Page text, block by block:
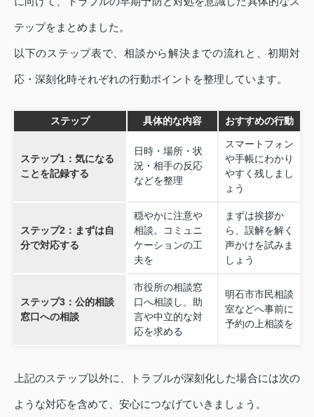
テップをまとめました。
以下のステップ表で、相談から解決までの流れと、初期対
応・深刻化時それぞれの行動ポイントを整理しています。
ステップ 具体的な内容 おすすめの行動
ステップ1：気になる
ことを記録する
日時・場所・状
況・相手の反応
などを整理
スマートフォン
や手帳にわかり
やすく残しまし
ょう
ステップ2：まずは自
分で対応する
穏やかに注意や
相談。コミュニ
ケーションの工
夫を
まずは挨拶か
ら、誤解を解く
声かけを試みま
しょう
ステップ3：公的相談
窓口への相談
市役所の相談窓
口へ相談し、助
言や中立的な対
応を求める
明石市市民相談
室などへ事前に
予約の上相談を
上記のステップ以外に、トラブルが深刻化した場合には次の
ような対応を含めて、安心につなげていきましょう。